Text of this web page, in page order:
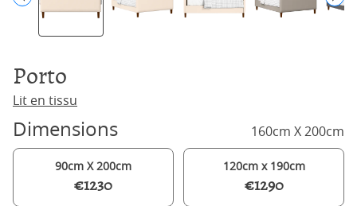
Porto
Lit en tissu
Dimensions 160cm X 200cm
90cm X 200cm
€1230
120cm x 190cm
€1290